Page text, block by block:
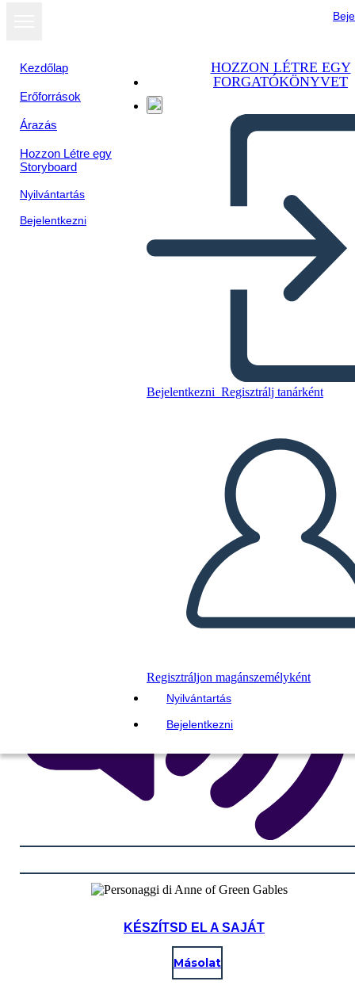
Kezdőlap
Erőforrások
Árazás
Hozzon Létre egy
Storyboard
Nyilvántartás
Bejelentkezni
HOZZON LÉTRE EGY
FORGATÓKÖNYVET
Bejelentkezni Regisztrálj tanárként
Regisztráljon magánszemélyként
Nyilvántartás
Bejelentkezni
KÉSZÍTSEN EGY STORYBOARDOT
DIAVETÍTÉS LEJÁTSZÁSA
OLVASS NEKEM
KÉSZÍTSD EL A SAJÁT
Másolat